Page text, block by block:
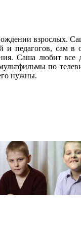
взрослых.
педагогов, сам в
Саша любит все
по
нужны.